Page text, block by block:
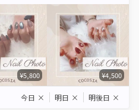
¥5,800 ¥4,500
今日 × 明日 × 明後日 ×